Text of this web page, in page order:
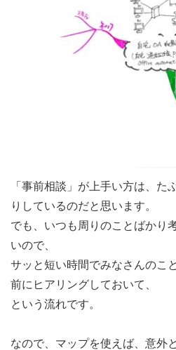
「事前相談」が上手い方は、た
りしているのだと思います。
でも、いつも周りのことばかり
いので、
サッと短い時間でみなさんのこ
前にヒアリングしておいて、
という流れです。
なので、マップを使えば、意外